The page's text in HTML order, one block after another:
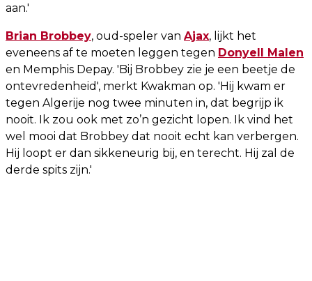
aan.'
Brian Brobbey, oud-speler van Ajax, lijkt het
eveneens af te moeten leggen tegen Donyell Malen
en Memphis Depay. 'Bij Brobbey zie je een beetje de
ontevredenheid', merkt Kwakman op. 'Hij kwam er
tegen Algerije nog twee minuten in, dat begrijp ik
nooit. Ik zou ook met zo’n gezicht lopen. Ik vind het
wel mooi dat Brobbey dat nooit echt kan verbergen.
Hij loopt er dan sikkeneurig bij, en terecht. Hij zal de
derde spits zijn.'